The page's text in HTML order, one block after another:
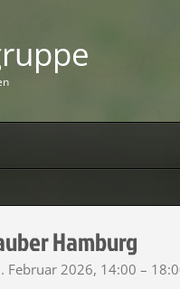
n
Hamburg
Februar 2026, 14:00 –